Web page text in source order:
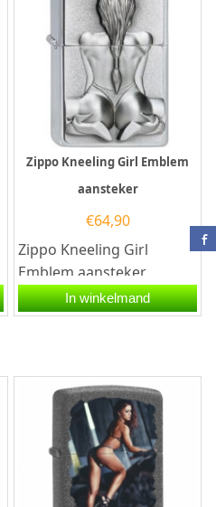
Zippo Kneeling Girl Emblem
aansteker
€64,90
Zippo Kneeling Girl
Emblem aansteker.
De Zippo Kneeling Girl
Emblem aansteker is
In winkelmand